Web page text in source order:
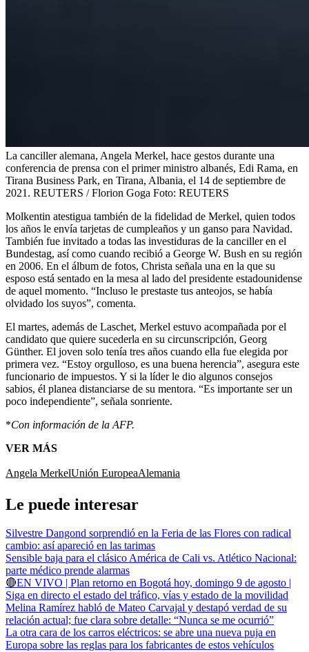
La canciller alemana, Angela Merkel, hace gestos durante una
conferencia de prensa con el primer ministro albanés, Edi Rama, en
Tirana Business Park, en Tirana, Albania, el 14 de septiembre de
2021. REUTERS / Florion Goga Foto: REUTERS
Molkentin atestigua también de la fidelidad de Merkel, quien todos
los años le envía tarjetas de cumpleaños y un ganso para Navidad.
También fue invitado a todas las investiduras de la canciller en el
Bundestag, así como cuando recibió a George W. Bush en su región
en 2006. En el álbum de fotos, Christa señala una en la que su
esposo está sentado en la mesa al lado del presidente estadounidense
de aquel momento. “Incluso le prestaste tus anteojos, se había
olvidado los suyos”, comenta.
El martes, además de Laschet, Merkel estuvo acompañada por el
candidato que quiere sucederla en su circunscripción, Georg
Günther. El joven solo tenía tres años cuando ella fue elegida por
primera vez. “Estoy orgulloso, es una buena herencia”, asegura este
funcionario de impuestos. Y si la líder le dio algunos consejos
sabios, él planea distanciarse de su mentora. “Es importante ser un
poco independiente”, señala sonriente.
*Con información de la AFP.
VER MÁS
Angela MerkelUnión EuropeaAlemania
Le puede interesar
Silvestre Dangond sorprendió en la Feria de las Flores con radical
cambio: así apareció en las tarimas
Sensible baja para el clásico América de Cali vs. Atlético Nacional:
parte médico prende alarmas
🔴EN VIVO | Plan retorno en Bogotá hoy, domingo 9 de agosto |
Siga en directo el estado del tráfico, vías y estado de la movilidad
Melina Ramírez habló de Mateo Carvajal y destapó verdad de su
relación actual; fue clara sobre detalle: “Nunca se me ocurrió”
La otra cara de los carros eléctricos: se abre una nueva puja en
Europa sobre las reglas para los fabricantes de estos vehículos